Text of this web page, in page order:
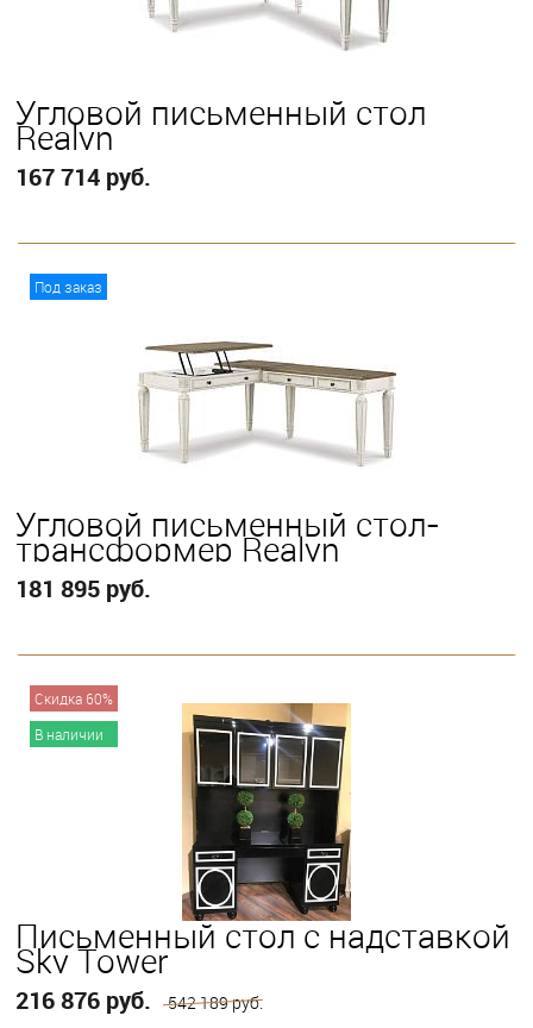
Угловой письменный стол
Realyn
167 714 руб.
Под заказ
Угловой письменный стол-
трансформер Realyn
181 895 руб.
Скидка 60%
В наличии
Письменный стол с надставкой
Sky Tower
216 876 руб. 542 189 руб.